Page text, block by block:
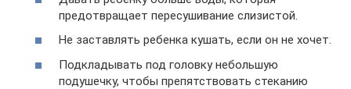
предотвращает пересушивание слизистой.
Не заставлять ребенка кушать, если он не хочет.
Подкладывать под головку небольшую
подушечку, чтобы препятствовать стеканию